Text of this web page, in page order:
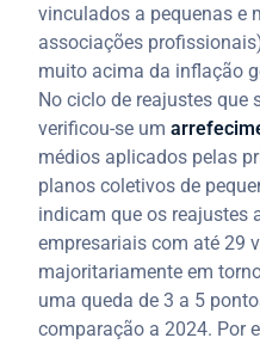
vinculados a pequenas e
associações
muito acima da inflação
No ciclo de reajustes que
verificou-se um
médios aplicados pelas
planos coletivos de
indicam que os reajustes
empresariais com até 29
majoritariamente em
uma queda de 3 a 5
comparação a 2024. Por